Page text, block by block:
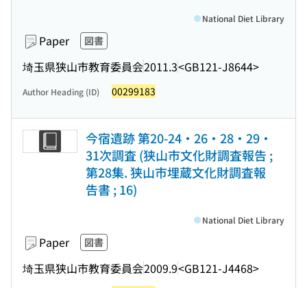
Paper 図書
埼玉県狭山市教育委員会2011.3<GB121-J8644>
National Diet Library
Author Heading (ID) 00299183
今宿遺跡 第20-24・26・28・29・
31次調査 (狭山市文化財調査報告 ;
第28集. 狭山市埋蔵文化財調査報
告書 ; 16)
Paper 図書
埼玉県狭山市教育委員会2009.9<GB121-J4468>
National Diet Library